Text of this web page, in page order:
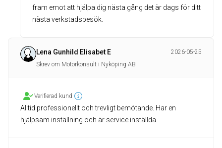
fram emot att hjälpa dig nästa gång det är dags för ditt
nästa verkstadsbesök.
Lena Gunhild Elisabet E
2026-05-25
Skrev om Motorkonsult i Nyköping AB
Verifierad kund
Alltid professionellt och trevligt bemötande. Har en
hjälpsam inställning och är service inställda.